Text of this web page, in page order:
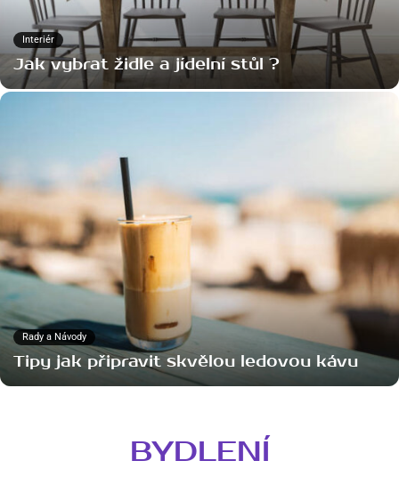
Interiér
Jak vybrat židle a jídelní stůl ?
Rady a Návody
Tipy jak připravit skvělou ledovou kávu
BYDLENÍ